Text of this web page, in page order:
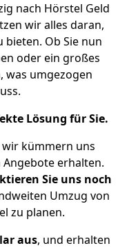
nach Hörstel Geld
wir alles daran,
bieten. Ob Sie nun
oder ein großes
was umgezogen
Lösung für Sie.
wir kümmern uns
Angebote erhalten.
Sie uns noch
Umzug von
zu planen.
aus, und erhalten